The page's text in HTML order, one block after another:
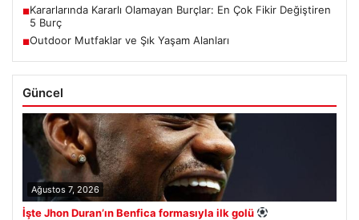
■Kararlarında Kararlı Olamayan Burçlar: En Çok Fikir Değiştiren
5 Burç
■Outdoor Mutfaklar ve Şık Yaşam Alanları
Güncel
Ağustos 7, 2026
İşte Jhon Duran’ın Benfica formasıyla ilk golü